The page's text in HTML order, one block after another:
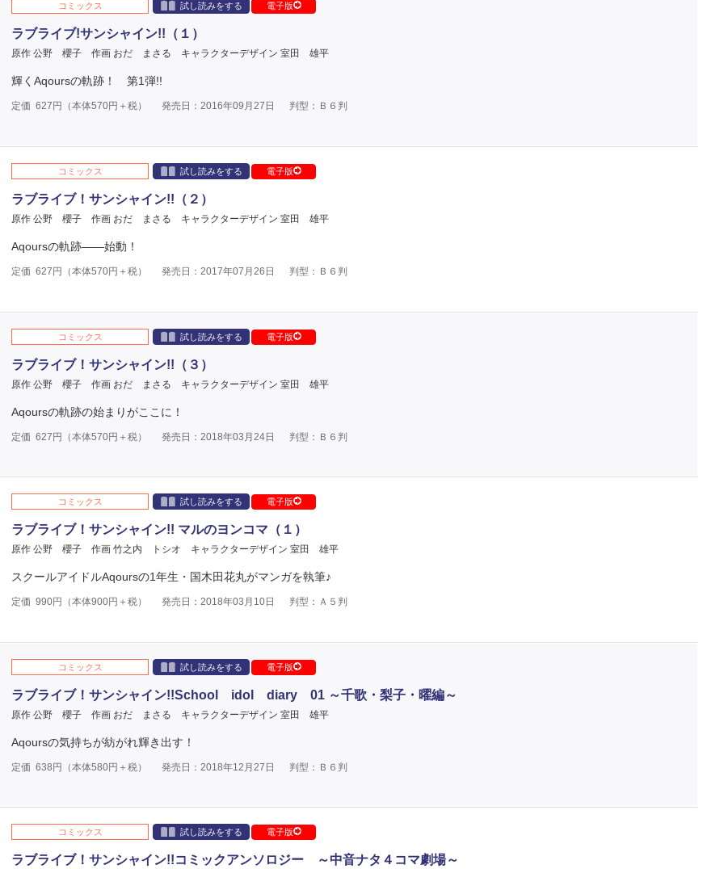
コミックス 試し読みをする 電子版
ラブライブ!サンシャイン!!（１）
原作 公野 櫻子 作画 おだ まさる キャラクターデザイン 室田 雄平
輝くAqoursの軌跡！ 第1弾!!
定価 627 円（本体570円＋税） 発売日：2016年09月27日 判型：Ｂ６判
コミックス 試し読みをする 電子版
ラブライブ！サンシャイン!!（２）
原作 公野 櫻子 作画 おだ まさる キャラクターデザイン 室田 雄平
Aqoursの軌跡――始動！
定価 627 円（本体570円＋税） 発売日：2017年07月26日 判型：Ｂ６判
コミックス 試し読みをする 電子版
ラブライブ！サンシャイン!!（３）
原作 公野 櫻子 作画 おだ まさる キャラクターデザイン 室田 雄平
Aqoursの軌跡の始まりがここに！
定価 627 円（本体570円＋税） 発売日：2018年03月24日 判型：Ｂ６判
コミックス 試し読みをする 電子版
ラブライブ！サンシャイン!! マルのヨンコマ（１）
原作 公野 櫻子 作画 竹之内 トシオ キャラクターデザイン 室田 雄平
スクールアイドルAqoursの1年生・国木田花丸がマンガを執筆♪
定価 990円（本体900円＋税） 発売日：2018年03月10日 判型：Ａ５判
コミックス 試し読みをする 電子版
ラブライブ！サンシャイン!!School idol diary 01 ～千歌・梨子・曜編～
原作 公野 櫻子 作画 おだ まさる キャラクターデザイン 室田 雄平
Aqoursの気持ちが紡がれ輝き出す！
定価 638 円（本体580円＋税） 発売日：2018年12月27日 判型：Ｂ６判
コミックス 試し読みをする 電子版
ラブライブ！サンシャイン!!コミックアンソロジー ～中音ナタ４コマ劇場～